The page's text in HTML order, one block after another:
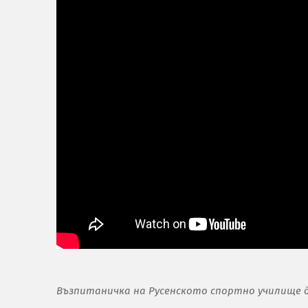
Възпитаничка на Русенското спортно училище